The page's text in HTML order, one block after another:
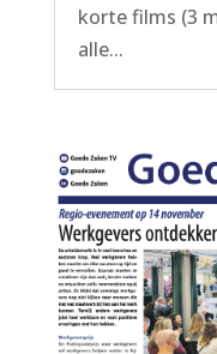
korte films (3
alle...